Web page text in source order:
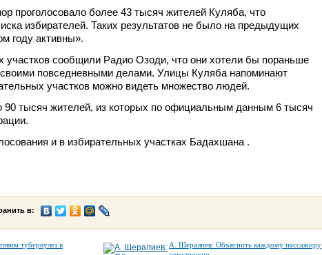
проголосовало более 43 тысяч жителей Куляба, что
избирателей. Таких результатов не было на предыдущих
году активны».
участков сообщили Радио Озоди, что они хотели бы пораньше
своими повседневными делами. Улицы Куляба напоминают
участков можно видеть множество людей.
90 тысяч жителей, из которых по официальным данным 6 тысяч
и в избирательных участках Бадахшана .
в:
туберкулез в
А. Шералиев: Объяснить каждому пассажиру